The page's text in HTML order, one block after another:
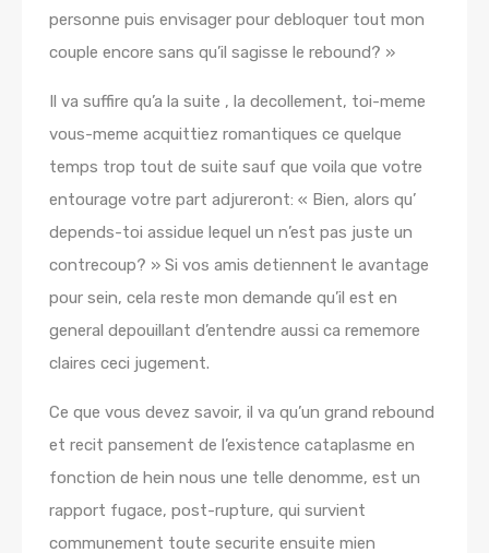
personne puis envisager pour debloquer tout mon
couple encore sans qu’il sagisse le rebound? »
Il va suffire qu’a la suite , la decollement, toi-meme
vous-meme acquittiez romantiques ce quelque
temps trop tout de suite sauf que voila que votre
entourage votre part adjureront: « Bien, alors qu’
depends-toi assidue lequel un n’est pas juste un
contrecoup? » Si vos amis detiennent le avantage
pour sein, cela reste mon demande qu’il est en
general depouillant d’entendre aussi ca rememore
claires ceci jugement.
Ce que vous devez savoir, il va qu’un grand rebound
et recit pansement de l’existence cataplasme en
fonction de hein nous une telle denomme, est un
rapport fugace, post-rupture, qui survient
communement toute securite ensuite mien